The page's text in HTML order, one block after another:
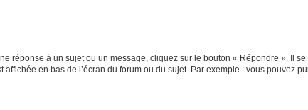
réponse à un sujet ou un message, cliquez sur le bouton « Répondre ». Il
en bas de l’écran du forum ou du sujet. Par exemple : vous pouvez